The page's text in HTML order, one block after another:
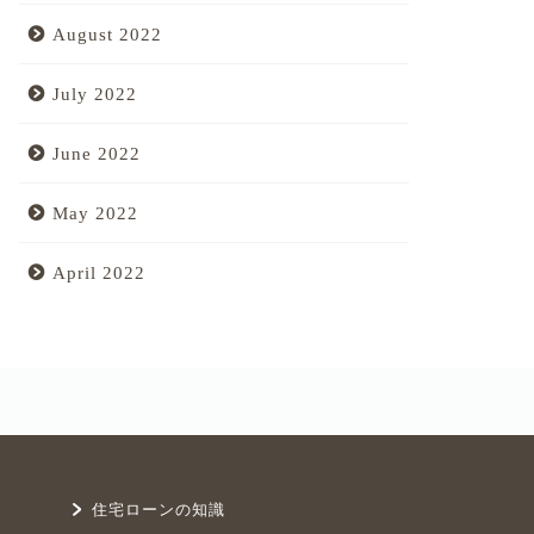
August 2022
July 2022
June 2022
May 2022
April 2022
住宅ローンの知識